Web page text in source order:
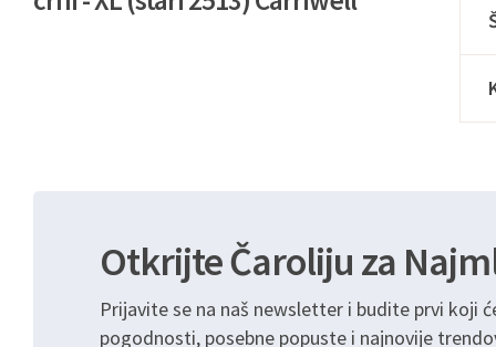
Otkrijte Čaroliju za
Prijavite se na naš newsletter i budite prvi koji
pogodnosti, posebne popuste i najnovije